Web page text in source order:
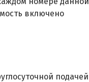
включено
подачей